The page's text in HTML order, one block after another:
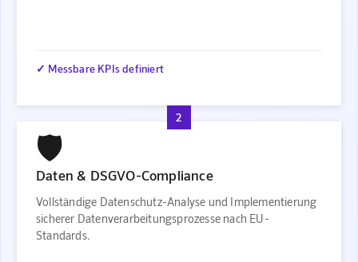
✓ Messbare KPIs definiert
2
🛡️
Daten & DSGVO-Compliance
Vollständige Datenschutz-Analyse und Implementierung
sicherer Datenverarbeitungsprozesse nach EU-
Standards.